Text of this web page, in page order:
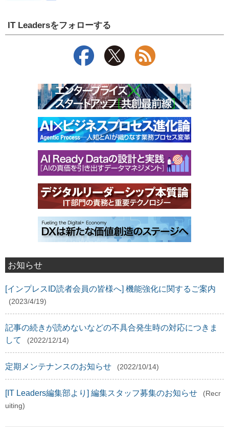
IT Leadersをフォローする
お知らせ
[インプレスID読者会員の皆様へ] 機能強化に関するご案内
(2023/4/19)
記事の続きが読めないなどの不具合発生時の対応につきま
して
(2022/12/14)
定期メンテナンスのお知らせ (2022/10/14)
[IT Leaders編集部より] 編集スタッフ募集のお知らせ
(Recr
uiting)